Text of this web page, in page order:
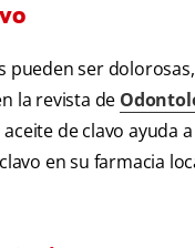
pueden ser
la revista de
de clavo ayuda
en su farmacia